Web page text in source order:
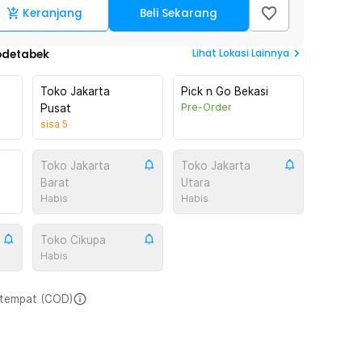
Keranjang Beli Sekarang
Lihat Lokasi Lainnya
Toko Jakarta
Pusat
sisa 5
Pick n Go Bekasi
Pre-Order
Toko Jakarta
Barat
Habis
Toko Jakarta
Utara
Habis
Toko Cikupa
Habis
(COD)